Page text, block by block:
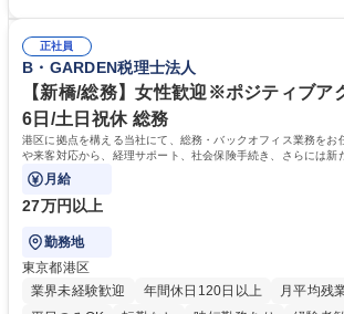
務人事】経験者歓迎！/阪急阪神HDグループ/年休124
囲のメンバーと協調しつつ主体性を持って能動的に業
歴・資格 学歴：大学院 大学 高専 短大 専修学校 高校
正社員
B・GARDEN税理士法人
【新橋/総務】女性歓迎※ポジティブア
6日/土日祝休 総務
港区に拠点を構える当社にて、総務・バックオフィス業務をお
や来客対応から、経理サポート、社会保険手続き、さらには新
で、幅広く組織を支える役割です。
月給
27万円以上
勤務地
東京都港区
業界未経験歓迎
年間休日120日以上
月平均残